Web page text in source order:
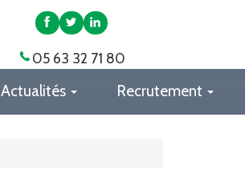
APAS
sur
Facebook
APAS
sur
Twitter
APAS
sur
LinkedIn
05 63 32 71 80
Actualités Recrutement